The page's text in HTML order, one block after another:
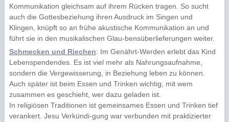
Kommunikation gleichsam auf ihrem Rücken tragen. So sucht
auch die Gottesbeziehung ihren Ausdruck im Singen und
Klingen, knüpft so an frühe akustische Kommunikation an und
führt sie in den musikalischen Glau-bensüberlieferungen weiter.
Schmecken und Riechen: Im Genährt-Werden erlebt das Kind
Lebenspendendes. Es ist viel mehr als Nahrungsaufnahme,
sondern die Vergewisserung, in Beziehung leben zu können.
Auch später ist beim Essen und Trinken wichtig, mit wem
zusammen es geschieht, wer dazu geladen ist.
In religiösen Traditionen ist gemeinsames Essen und Trinken tief
verankert. Jesu Verkündi-gung war verbunden mit praktizierter